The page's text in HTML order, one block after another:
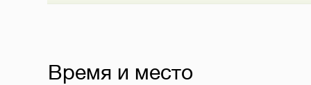
Время и место